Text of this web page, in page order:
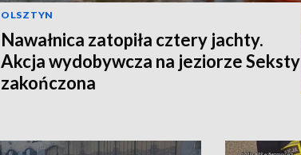
OLSZTYN
Nawałnica zatopiła cztery jachty.
Akcja wydobywcza na jeziorze Seksty
zakończona